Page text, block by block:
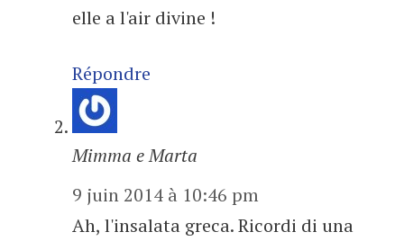
elle a l'air divine !
Répondre
Mimma e Marta
9 juin 2014 à 10:46 pm
Ah, l'insalata greca. Ricordi di una